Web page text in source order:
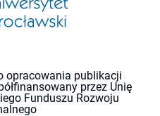
opracowania publikacji
przez Unię
Funduszu Rozwoju